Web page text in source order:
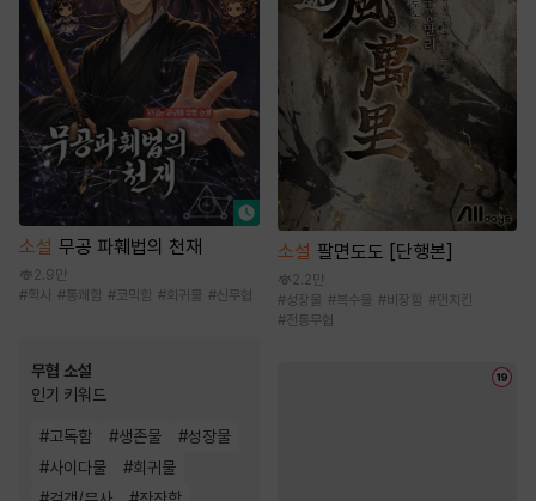
소설 무공 파훼법의 천재
2.9만
#학사 #통쾌함 #코믹함 #회귀물 #신무협
무협 소설
인기 키워드
#고독함 #생존물 #성장물
#사이다물 #회귀물
소설 팔면도도 [단행본]
2.2만
#성장물 #복수물 #비장함 #먼치킨
#전통무협